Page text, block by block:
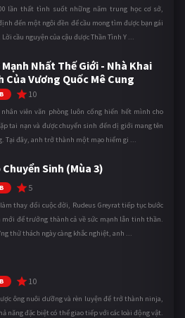
lần thất tình suốt những năm trung học cơ sở,
đến một ngôi đền để cầu mong tìm được bạn gái
cầu nguyện của cậu được Thần Tình Y ...
Nhất Thế Giới - Nhà Khai
Của Vương Quốc Mê Cung
10
viên văn phòng luôn cống hiến hết mình cho
tai nạn và được chuyển sinh đến dị giới mang tên
Tại đây, anh trở thành một mạo hiểm gi ...
Sinh (Mùa 3)
5
thay đổi cuộc đời, Rudeus Greyrat tiếp tục bước
để trưởng thành cả về sức mạnh lẫn tinh thần.
thử thách ngày càng khắc nghiệt, anh ...
10
ông nuôi dưỡng và rèn luyện để trở thành ninja,
năng đặc biệt có thể giao tiếp với các loài động vật.